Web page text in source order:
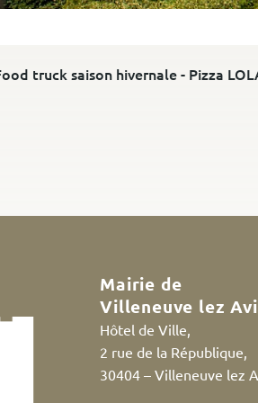
truck saison hivernale - Pizza
Mairie de
Villeneuve lez
Hôtel de Ville,
2 rue de la République,
30404 – Villeneuve lez